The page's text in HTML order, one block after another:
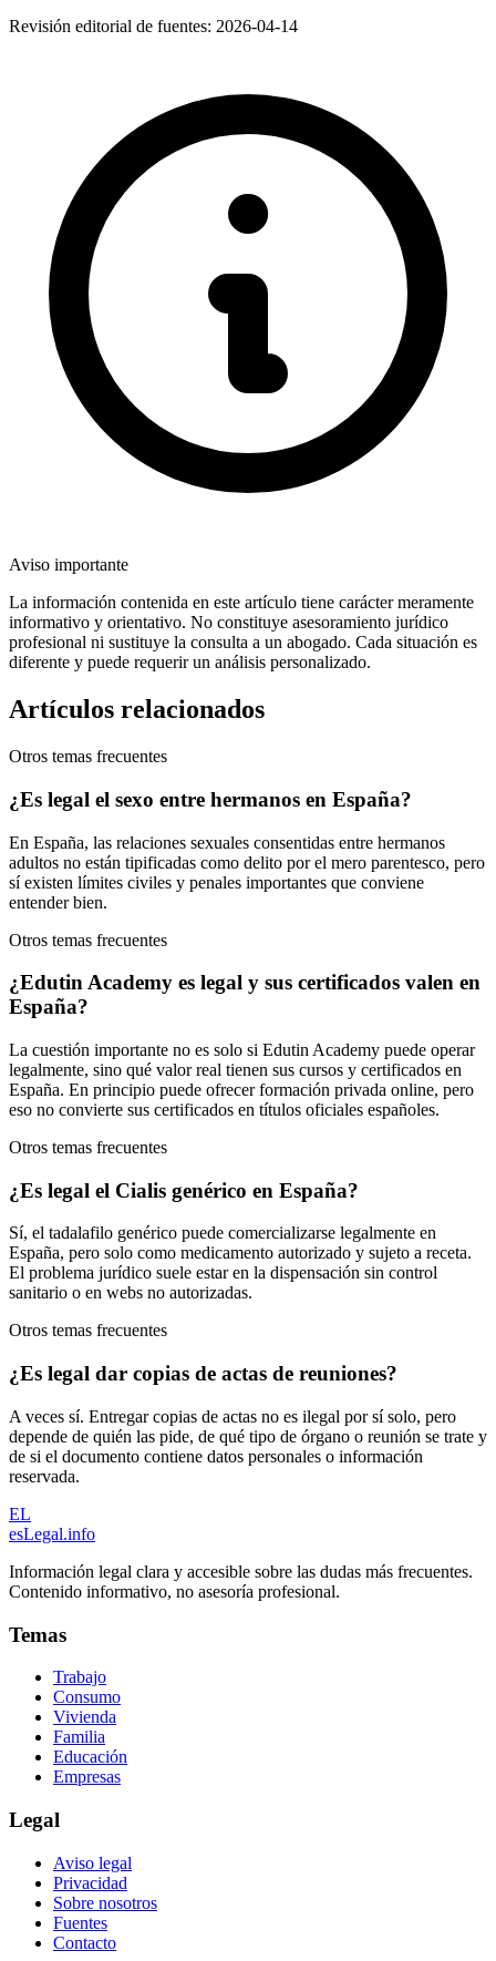
Revisión editorial de fuentes: 2026-04-14
Aviso importante
La información contenida en este artículo tiene carácter meramente
informativo y orientativo. No constituye asesoramiento jurídico
profesional ni sustituye la consulta a un abogado. Cada situación es
diferente y puede requerir un análisis personalizado.
Artículos relacionados
Otros temas frecuentes
¿Es legal el sexo entre hermanos en España?
En España, las relaciones sexuales consentidas entre hermanos
adultos no están tipificadas como delito por el mero parentesco, pero
sí existen límites civiles y penales importantes que conviene
entender bien.
Otros temas frecuentes
¿Edutin Academy es legal y sus certificados valen en
España?
La cuestión importante no es solo si Edutin Academy puede operar
legalmente, sino qué valor real tienen sus cursos y certificados en
España. En principio puede ofrecer formación privada online, pero
eso no convierte sus certificados en títulos oficiales españoles.
Otros temas frecuentes
¿Es legal el Cialis genérico en España?
Sí, el tadalafilo genérico puede comercializarse legalmente en
España, pero solo como medicamento autorizado y sujeto a receta.
El problema jurídico suele estar en la dispensación sin control
sanitario o en webs no autorizadas.
Otros temas frecuentes
¿Es legal dar copias de actas de reuniones?
A veces sí. Entregar copias de actas no es ilegal por sí solo, pero
depende de quién las pide, de qué tipo de órgano o reunión se trate y
de si el documento contiene datos personales o información
reservada.
EL
esLegal.info
Información legal clara y accesible sobre las dudas más frecuentes.
Contenido informativo, no asesoría profesional.
Temas
Trabajo
Consumo
Vivienda
Familia
Educación
Empresas
Legal
Aviso legal
Privacidad
Sobre nosotros
Fuentes
Contacto